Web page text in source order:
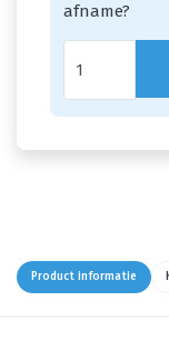
afname?
Product informatie